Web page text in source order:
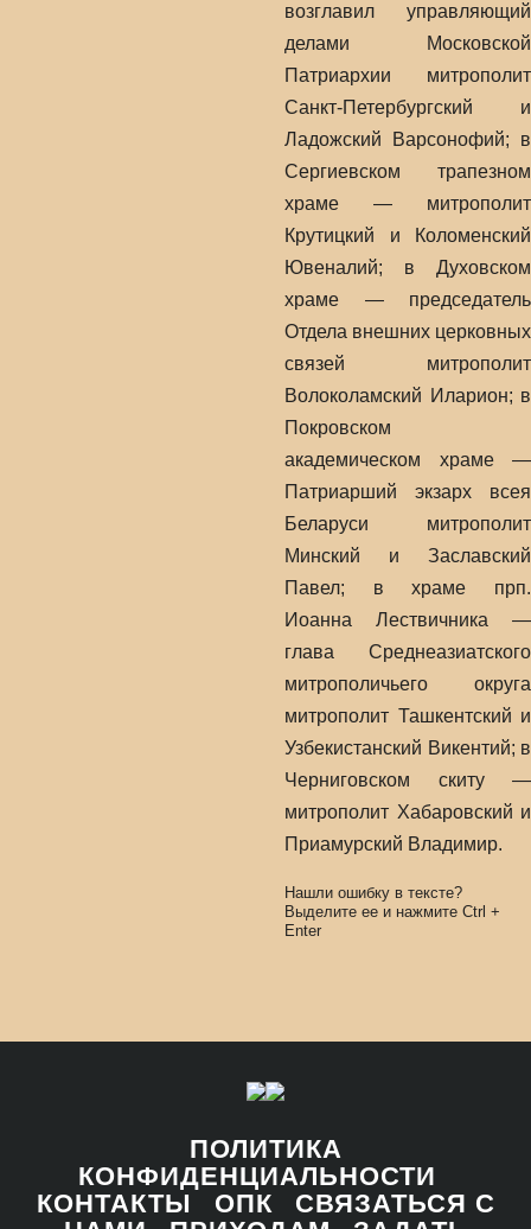
возглавил управляющий
делами Московской
Патриархии митрополит
Санкт-Петербургский и
Ладожский Варсонофий; в
Сергиевском трапезном
храме — митрополит
Крутицкий и Коломенский
Ювеналий; в Духовском
храме — председатель
Отдела внешних церковных
связей митрополит
Волоколамский Иларион; в
Покровском
академическом храме —
Патриарший экзарх всея
Беларуси митрополит
Минский и Заславский
Павел; в храме прп.
Иоанна Лествичника —
глава Среднеазиатского
митрополичьего округа
митрополит Ташкентский и
Узбекистанский Викентий; в
Черниговском скиту —
митрополит Хабаровский и
Приамурский Владимир.
Нашли ошибку в тексте?
Выделите ее и нажмите Ctrl +
Enter
ПОЛИТИКА
КОНФИДЕНЦИАЛЬНОСТИ
КОНТАКТЫ
ОПК
СВЯЗАТЬСЯ С